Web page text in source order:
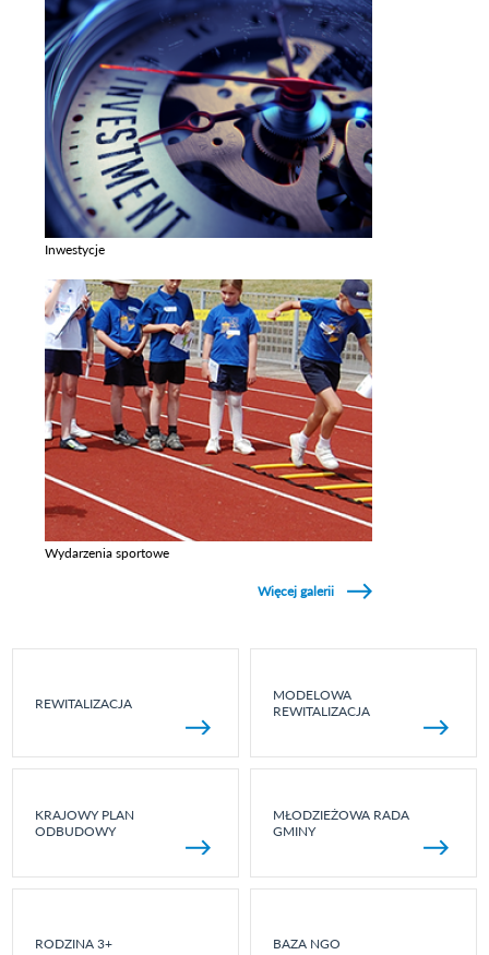
Inwestycje
Wydarzenia sportowe
Więcej galerii
REWITALIZACJA
MODELOWA
REWITALIZACJA
KRAJOWY PLAN
ODBUDOWY
MŁODZIEŻOWA RADA
GMINY
RODZINA 3+ BAZA NGO